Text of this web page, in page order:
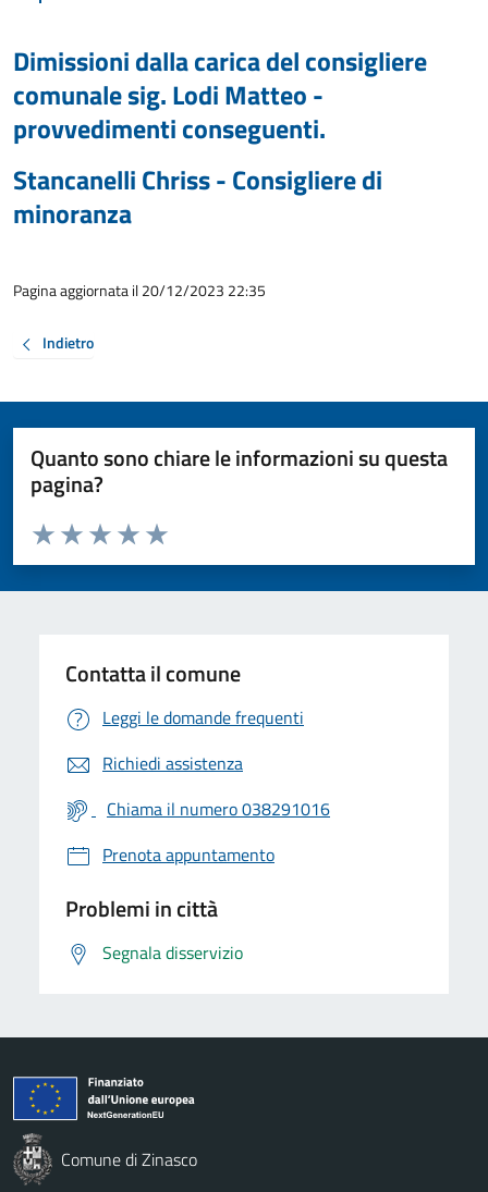
Dimissioni dalla carica del consigliere
comunale sig. Lodi Matteo -
provvedimenti conseguenti.
Stancanelli Chriss - Consigliere di
minoranza
Pagina aggiornata il 20/12/2023 22:35
Indietro
Quanto sono chiare le informazioni su questa
pagina?
Valuta da 1 a 5 stelle la pagina
Valuta 5 stelle su 5
Valuta 4 stelle su 5
Valuta 3 stelle su 5
Valuta 2 stelle su 5
Valuta 1 stelle su 5
Contatta il comune
Leggi le domande frequenti
Richiedi assistenza
Chiama il numero 038291016
Prenota appuntamento
Problemi in città
Segnala disservizio
Comune di Zinasco